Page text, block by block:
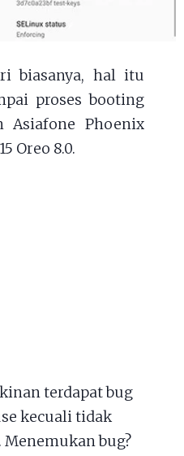
biasanya, hal itu
proses booting
Asiafone Phoenix
Oreo 8.0.
terdapat bug
kecuali tidak
bug?